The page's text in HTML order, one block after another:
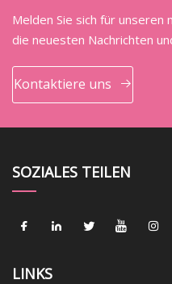
Melden Sie sich für
die neuesten Nachrichten
Kontaktiere uns
SOZIALES TEILEN
LINKS